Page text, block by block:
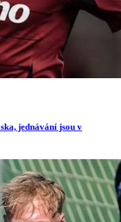
jednávání jsou v